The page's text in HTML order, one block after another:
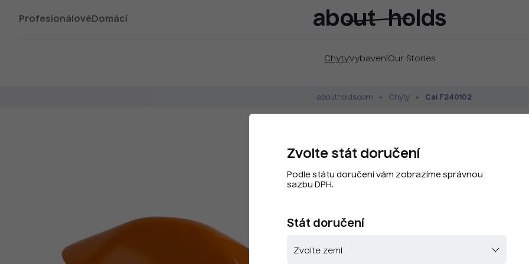
Profesionálové Domácí
ChytyVybaveníOur Stories
.aboutholds.com Chyty Cai F240102
Kód produktu:
CAY8049-G8
Zvolte stát doručení
Podle státu doručení vám zobrazíme správnou
sazbu DPH.
Stát doručení